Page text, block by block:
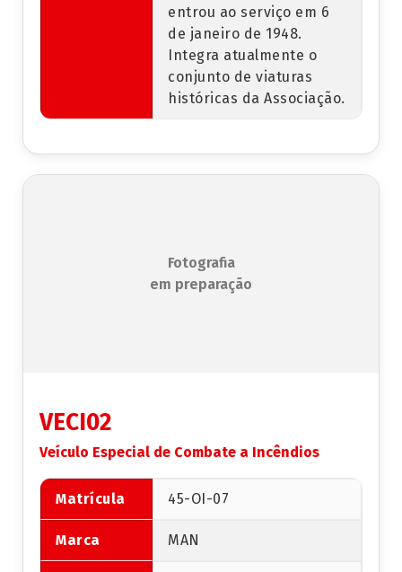
entrou ao serviço em 6
de janeiro de 1948.
Integra atualmente o
conjunto de viaturas
históricas da Associação.
Fotografia
em preparação
VECI02
Veículo Especial de Combate a Incêndios
Matrícula 45-OI-07
Marca MAN